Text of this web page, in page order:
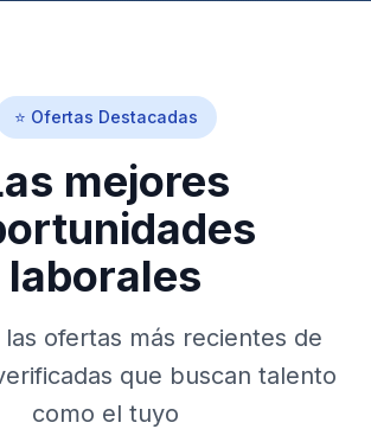
⭐ Ofertas Destacadas
mejores
laborales
ofertas más recientes de
que buscan talento
como el tuyo